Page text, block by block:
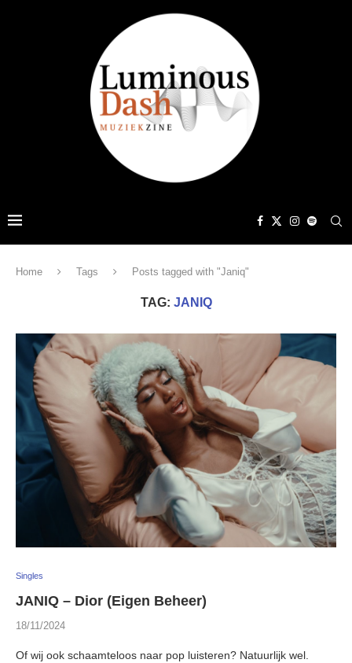
Home Tags Posts tagged with "Janiq"
TAG: JANIQ
Singles
JANIQ – Dior (Eigen Beheer)
18/11/2024
Of wij ook schaamteloos naar pop luisteren? Natuurlijk wel.